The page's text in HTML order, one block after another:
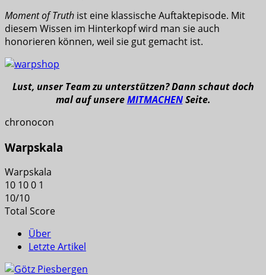
Moment of Truth ist eine klassische Auftaktepisode. Mit
diesem Wissen im Hinterkopf wird man sie auch
honorieren können, weil sie gut gemacht ist.
Lust, unser Team zu unterstützen? Dann schaut doch
mal auf unsereMITMACHENSeite.
chronocon
Warpskala
Warpskala
10 100 1
10/10
Total Score
Über
Letzte Artikel